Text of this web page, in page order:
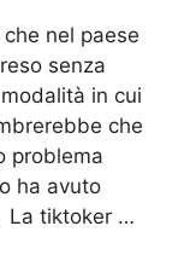
nel paese
senza
in cui
che
problema
ha avuto
La tiktoker …